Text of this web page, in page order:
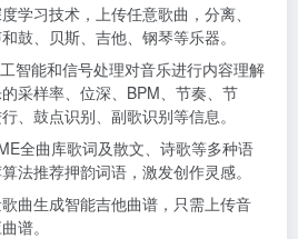
学习技术，上传任意歌曲，分离、
鼓、贝斯、吉他、钢琴等乐器。
智能和信号处理对音乐进行内容理解
采样率、位深、BPM、节奏、节
、鼓点识别、副歌识别等信息。
全曲库歌词及散文、诗歌等多种语
法推荐押韵词语，激发创作灵感。
曲生成智能吉他曲谱，只需上传音
谱。